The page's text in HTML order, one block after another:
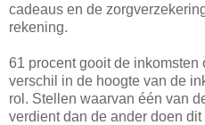
cadeaus en de
rekening.
61 procent gooit de
verschil in de hoogte van de
rol. Stellen waarvan één van
verdient dan de ander doen